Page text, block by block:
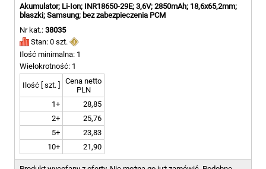
Akumulator; Li-Ion; INR18650-29E; 3,6V; 2850mAh; 18,6x65,2mm;
blaszki; Samsung; bez zabezpieczenia PCM
Nr kat.: 38035
Stan: 0 szt.
Ilość minimalna: 1
Wielokrotność: 1
Ilość [ szt. ]
Cena netto
PLN
1+
28,85
2+
25,76
5+
23,83
10+
21,90